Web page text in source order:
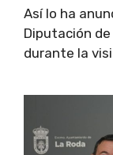
Así lo ha
Diputación
durante la